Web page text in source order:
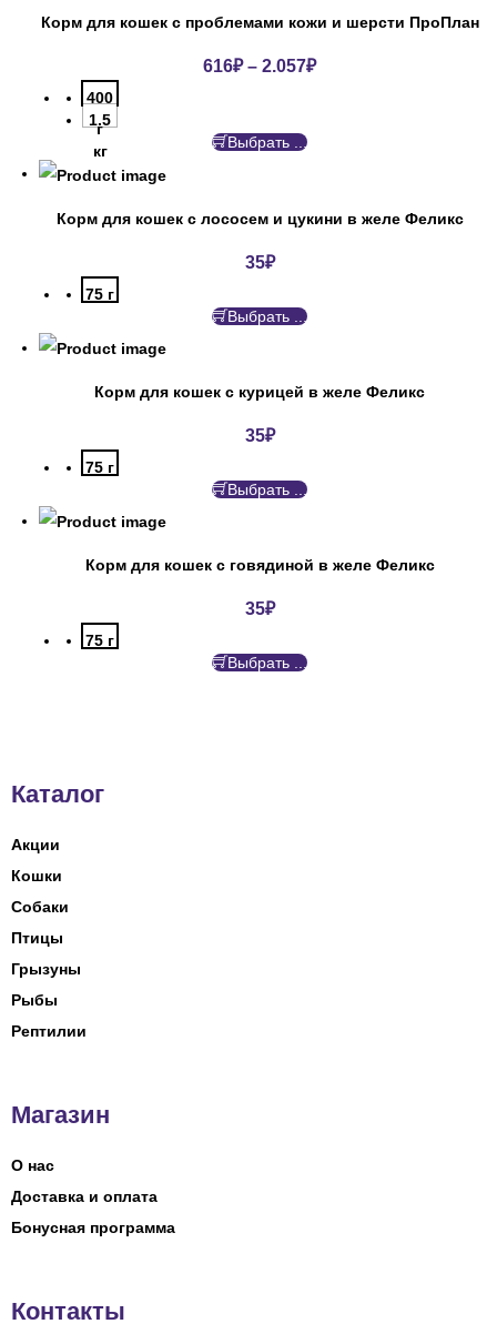
Корм для кошек с проблемами кожи и шерсти ПроПлан
616₽– 2.057₽
400
г
1.5
кг
Выбрать ...
Корм для кошек с лососем и цукини в желе Феликс
35₽
75 г
Выбрать ...
Корм для кошек с курицей в желе Феликс
35₽
75 г
Выбрать ...
Корм для кошек с говядиной в желе Феликс
35₽
75 г
Выбрать ...
Каталог
Акции
Кошки
Собаки
Птицы
Грызуны
Рыбы
Рептилии
Магазин
О нас
Доставка и оплата
Бонусная программа
Контакты